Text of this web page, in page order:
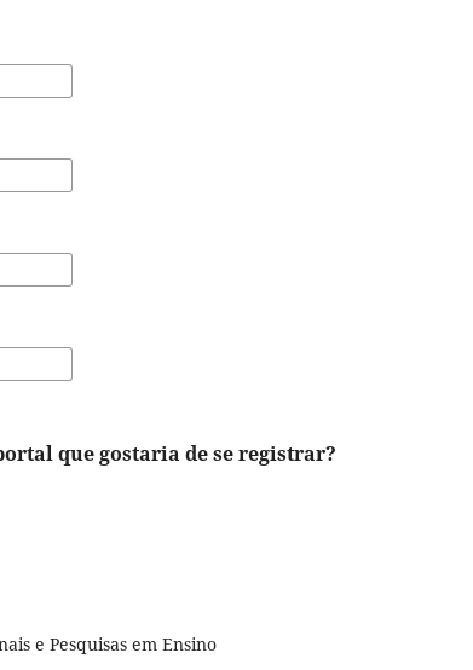
que gostaria de se registrar?
e Pesquisas em Ensino